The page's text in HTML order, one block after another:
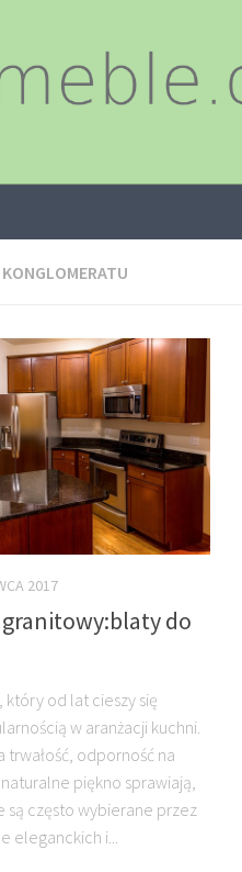
2017
do
który od lat cieszy się
w aranżacji kuchni.
trwałość, odporność na
piękno sprawiają,
są często wybierane przez
eleganckich i...